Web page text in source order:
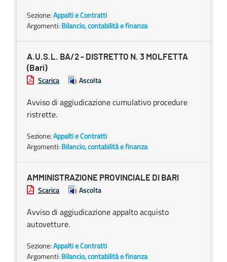
Sezione:Appalti e Contratti
Argomenti: Bilancio, contabilità e finanza
A.U.S.L. BA/2 - DISTRETTO N. 3 MOLFETTA
(Bari)
Scarica Ascolta
Avviso di aggiudicazione cumulativo procedure
ristrette.
Sezione:Appalti e Contratti
Argomenti: Bilancio, contabilità e finanza
AMMINISTRAZIONE PROVINCIALE DI BARI
Scarica Ascolta
Avviso di aggiudicazione appalto acquisto
autovetture.
Sezione:Appalti e Contratti
Argomenti: Bilancio, contabilità e finanza